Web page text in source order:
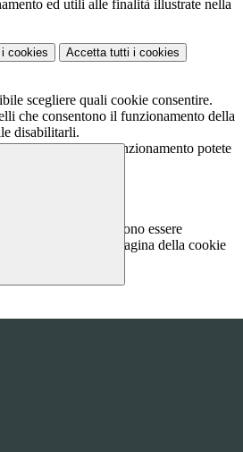
ed utili alle finalità illustrate nella
i cookies Accetta tutti i cookies
scegliere quali cookie consentire.
che consentono il funzionamento della
disabilitarli.
necessari al funzionamento potete
non possono essere
l'elenco nella pagina della cookie